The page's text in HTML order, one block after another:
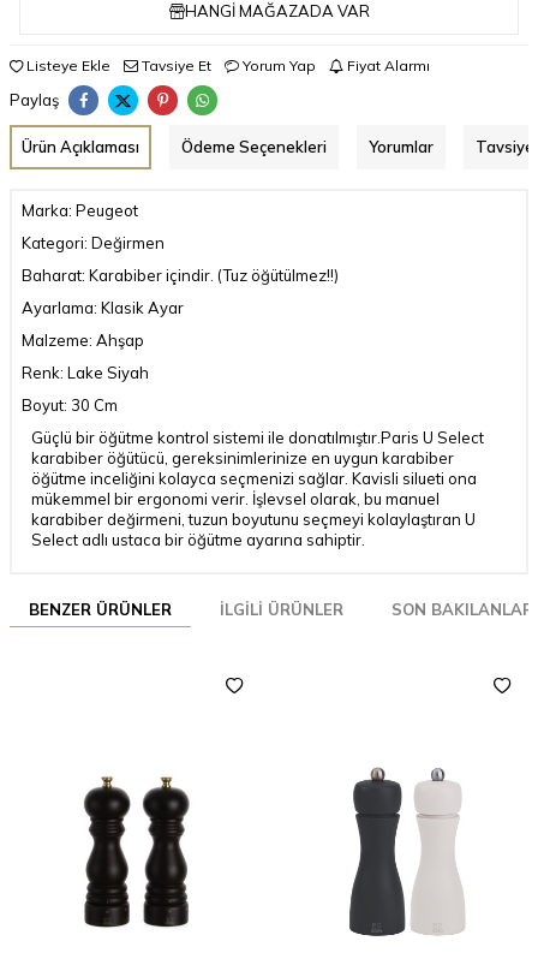
HANGI MAĞAZADA VAR
Listeye Ekle Tavsiye Et Yorum Yap Fiyat Alarmı
Paylaş
Ürün Açıklaması Ödeme Seçenekleri Yorumlar Tavsiye
Marka: Peugeot
Kategori: Değirmen
Baharat: Karabiber içindir. (Tuz öğütülmez!!)
Ayarlama: Klasik Ayar
Malzeme: Ahşap
Renk: Lake Siyah
Boyut: 30 Cm
Güçlü bir öğütme kontrol sistemi ile donatılmıştır.Paris U Select
karabiber öğütücü, gereksinimlerinize en uygun karabiber
öğütme inceliğini kolayca seçmenizi sağlar. Kavisli silueti ona
mükemmel bir ergonomi verir. İşlevsel olarak, bu manuel
karabiber değirmeni, tuzun boyutunu seçmeyi kolaylaştıran U
Select adlı ustaca bir öğütme ayarına sahiptir.
BENZER ÜRÜNLER İLGILI ÜRÜNLER SON BAKILANLAR